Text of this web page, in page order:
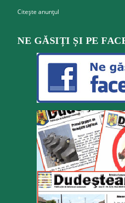
Citește anunțul
NE GĂSIȚI ȘI PE